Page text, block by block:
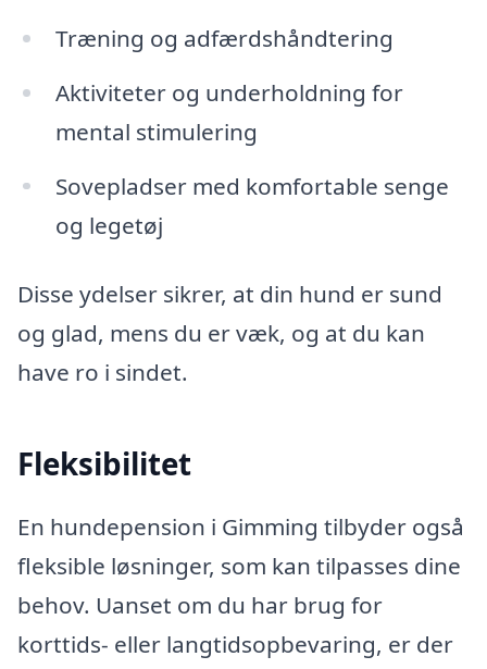
Træning og adfærdshåndtering
Aktiviteter og underholdning for
mental stimulering
Sovepladser med komfortable senge
og legetøj
Disse ydelser sikrer, at din hund er sund
og glad, mens du er væk, og at du kan
have ro i sindet.
Fleksibilitet
En hundepension i Gimming tilbyder også
fleksible løsninger, som kan tilpasses dine
behov. Uanset om du har brug for
korttids- eller langtidsopbevaring, er der